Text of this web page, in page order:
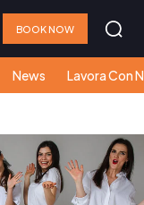
BOOK NOW
News Lavora Con